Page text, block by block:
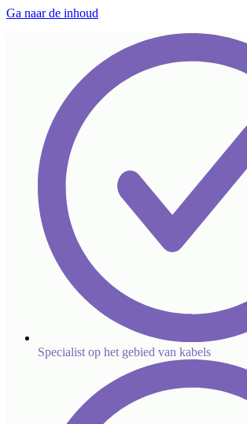
Ga naar de inhoud
Specialist op het gebied van kabels